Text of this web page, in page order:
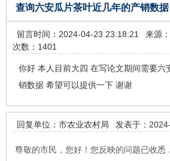
查询六安瓜片茶叶近几年的产销数据
留言时间：2024-04-23 23:18:21 来源
次数：1401
你好 本人目前大四 在写论文期间需要六
销数据 希望可以提供一下 谢谢
回复单位：市农业农村局 发表于：
尊敬的市民，您好！您反映的问题已收悉